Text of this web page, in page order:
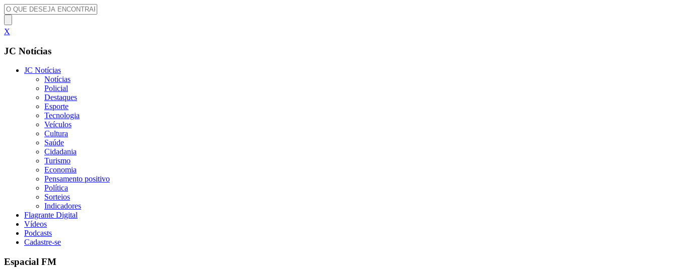
X
JC Notícias
JC Notícias
Notícias
Policial
Destaques
Esporte
Tecnologia
Veículos
Cultura
Saúde
Cidadania
Turismo
Economia
Pensamento positivo
Política
Sorteios
Indicadores
Flagrante Digital
Vídeos
Podcasts
Cadastre-se
Espacial FM